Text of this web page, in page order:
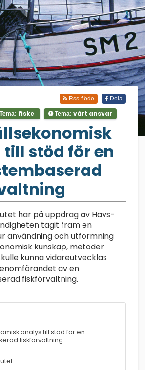
Dela
Rss-flöde
fiske Tema: vårt ansvar
stöd för en
har på uppdrag av Havs-
tagit fram en
användning och utformning
kunskap, metoder
kunna vidareutvecklas
av en
fiskförvaltning.
analys till stöd för en
fiskförvaltning